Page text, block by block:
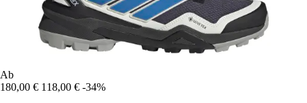
Ab
180,00 € 118,00 € -34%